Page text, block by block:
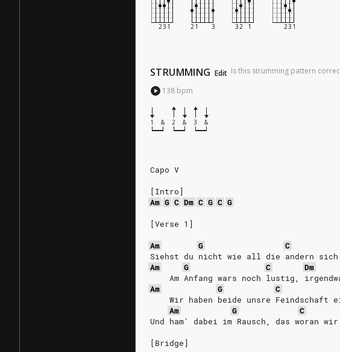
STRUMMING Edit Is this strumming pattern
138 bpm
1 & 2 & 3 &
Capo V
[Intro]
Am G C Dm C G C G
[Verse 1]
Am
G C
Siehst du nicht wie all die andern sich
Am
G C Dm
Am Anfang wars noch lustig,
Am
G C
Wir haben beide unsre Feindschaft
Am
G C
Und ham' dabei im Rausch, das woran
[Bridge]